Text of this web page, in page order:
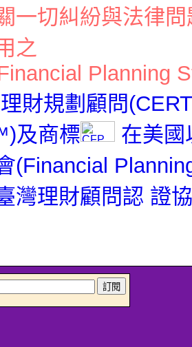
一切糾紛與法律
之
Planning
財規劃顧問
及商標
在美國
(Financial
灣理財顧問認 證